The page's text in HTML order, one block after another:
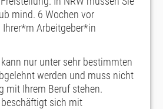
mind. 6 Wochen vor
Ihrer*m Arbeitgeber*in
nur unter sehr bestimmten
werden und muss nicht
mit Ihrem Beruf stehen.
sich mit